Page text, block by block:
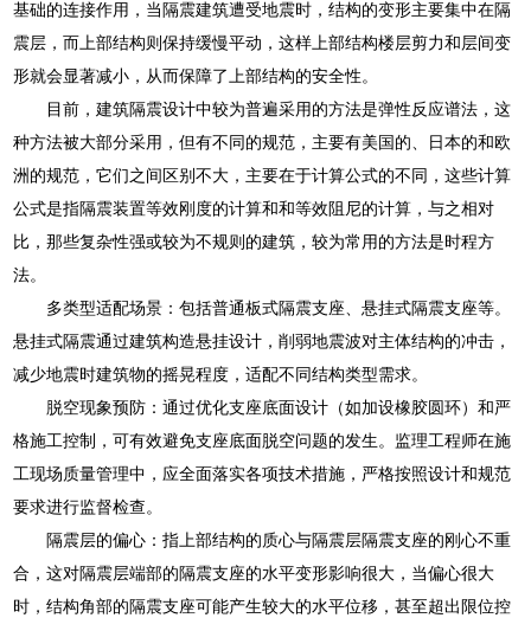
基础的连接作用，当隔震建筑遭受地震时，结构的变形主要集中在隔
震层，而上部结构则保持缓慢平动，这样上部结构楼层剪力和层间变
形就会显著减小，从而保障了上部结构的安全性。
目前，建筑隔震设计中较为普遍采用的方法是弹性反应谱法，这
种方法被大部分采用，但有不同的规范，主要有美国的、日本的和欧
洲的规范，它们之间区别不大，主要在于计算公式的不同，这些计算
公式是指隔震装置等效刚度的计算和和等效阻尼的计算，与之相对
比，那些复杂性强或较为不规则的建筑，较为常用的方法是时程方
法。
多类型适配场景：包括普通板式隔震支座、悬挂式隔震支座等。
悬挂式隔震通过建筑构造悬挂设计，削弱地震波对主体结构的冲击，
减少地震时建筑物的摇晃程度，适配不同结构类型需求。
脱空现象预防：通过优化支座底面设计（如加设橡胶圆环）和严
格施工控制，可有效避免支座底面脱空问题的发生。监理工程师在施
工现场质量管理中，应全面落实各项技术措施，严格按照设计和规范
要求进行监督检查。
隔震层的偏心：指上部结构的质心与隔震层隔震支座的刚心不重
合，这对隔震层端部的隔震支座的水平变形影响很大，当偏心很大
时，结构角部的隔震支座可能产生较大的水平位移，甚至超出限位控